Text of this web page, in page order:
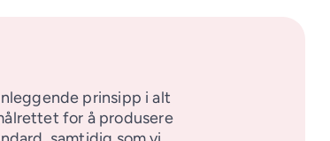
prinsipp i alt
for å produsere